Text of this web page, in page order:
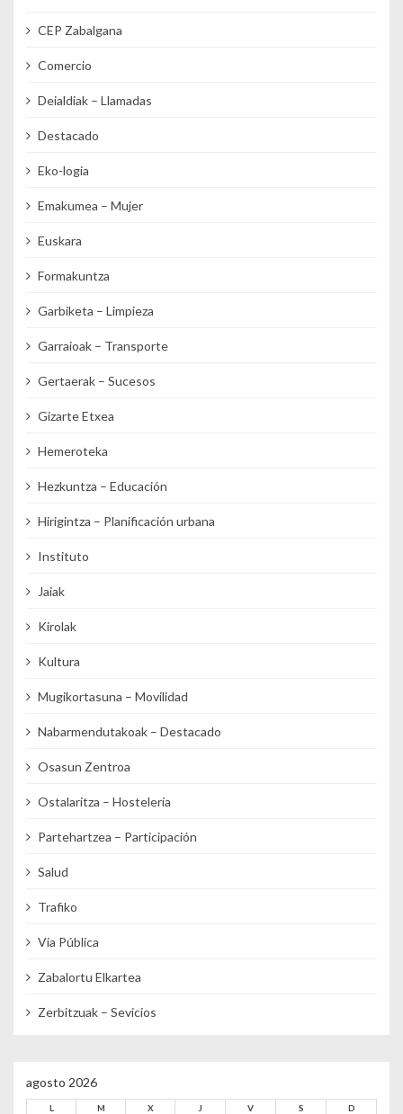
CEP Zabalgana
Comercio
Deialdiak – Llamadas
Destacado
Eko-logia
Emakumea – Mujer
Euskara
Formakuntza
Garbiketa – Limpieza
Garraioak – Transporte
Gertaerak – Sucesos
Gizarte Etxea
Hemeroteka
Hezkuntza – Educación
Hirigintza – Planificación urbana
Instituto
Jaiak
Kirolak
Kultura
Mugikortasuna – Movilidad
Nabarmendutakoak – Destacado
Osasun Zentroa
Ostalaritza – Hostelería
Partehartzea – Participación
Salud
Trafiko
Vía Pública
Zabalortu Elkartea
Zerbitzuak – Sevicios
agosto 2026
L M X J V S D